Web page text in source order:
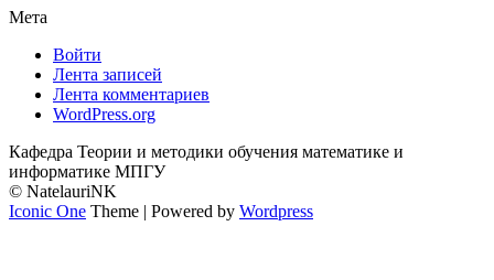
Мета
Войти
Лента записей
Лента комментариев
WordPress.org
Кафедра Теории и методики обучения математике и
информатике МПГУ
© NatelauriNK
Iconic One Theme | Powered by Wordpress